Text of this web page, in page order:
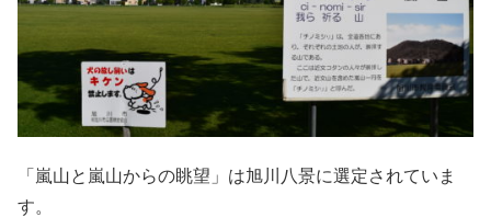
「嵐山と嵐山からの眺望」は旭川八景に選定されていま
す。